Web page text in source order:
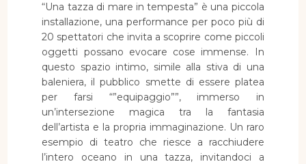
“Una tazza di mare in tempesta” è una piccola
installazione, una performance per poco più di
20 spettatori che invita a scoprire come piccoli
oggetti possano evocare cose immense. In
questo spazio intimo, simile alla stiva di una
baleniera, il pubblico smette di essere platea
per farsi “”equipaggio””, immerso in
un’intersezione magica tra la fantasia
dell’artista e la propria immaginazione. Un raro
esempio di teatro che riesce a racchiudere
l’intero oceano in una tazza, invitandoci a